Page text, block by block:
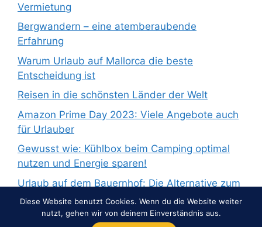
Vermietung
Bergwandern – eine atemberaubende
Erfahrung
Warum Urlaub auf Mallorca die beste
Entscheidung ist
Reisen in die schönsten Länder der Welt
Amazon Prime Day 2023: Viele Angebote auch
für Urlauber
Gewusst wie: Kühlbox beim Camping optimal
nutzen und Energie sparen!
Urlaub auf dem Bauernhof: Die Alternative zum
Pauschalurlaub
Diese Website benutzt Cookies. Wenn du die Website weiter
nutzt, gehen wir von deinem Einverständnis aus.